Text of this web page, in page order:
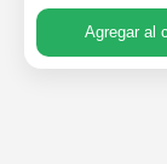
Agregar al